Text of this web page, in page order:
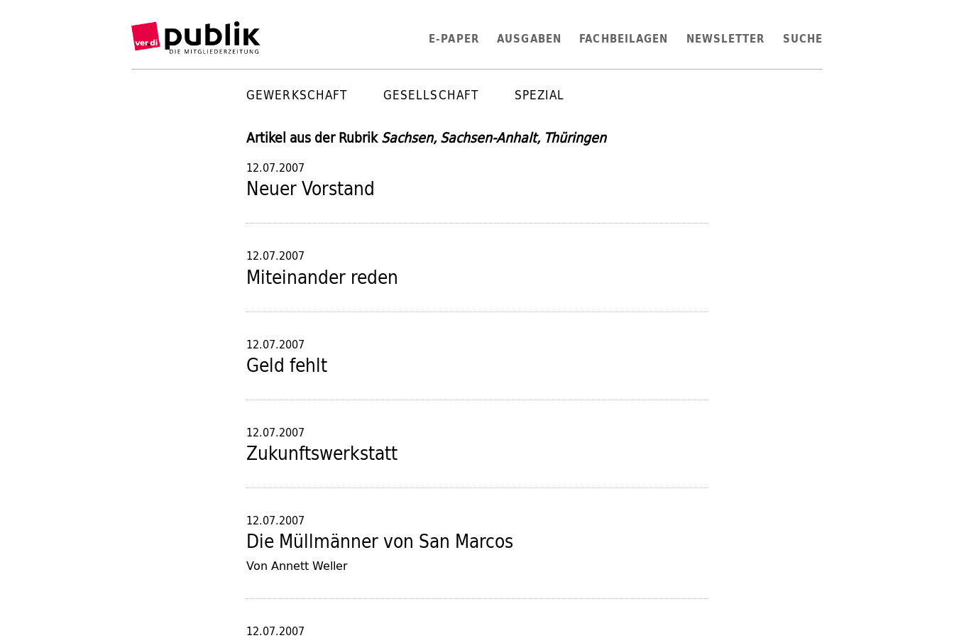
E-PAPER AUSGABEN FACHBEILAGEN NEWSLETTER SUCHE
GEWERKSCHAFT GESELLSCHAFT SPEZIAL
Artikel aus der RubrikSachsen, Sachsen-Anhalt, Thüringen
12.07.2007
Neuer Vorstand
12.07.2007
Miteinander reden
12.07.2007
Geld fehlt
12.07.2007
Zukunftswerkstatt
12.07.2007
Die Müllmänner von San Marcos
Von Annett Weller
12.07.2007